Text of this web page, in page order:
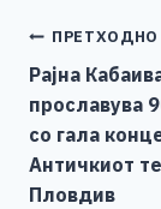
b
o
o
k
n
g
на
напис
ПРЕТХОДНО
Рајна
прославува
со гала
Античкиот
Пловдив